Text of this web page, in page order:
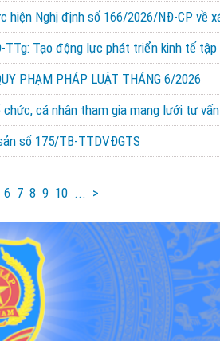
hiện Nghị định số 166/2026/NĐ-CP về
TTg: Tạo động lực phát triển kinh tế
PHẠM PHÁP LUẬT THÁNG 6/2026
chức, cá nhân tham gia mạng lưới tư
số 175/TB-TTDVĐGTS
6 7 8 9 10 ... >